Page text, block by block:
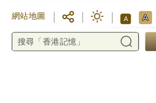
網站地圖 A A